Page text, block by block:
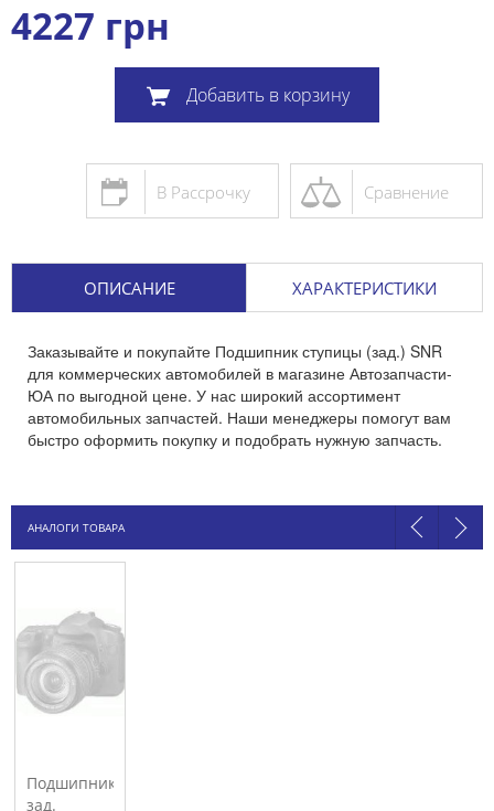
4227 грн
Добавить в корзину
Сравнение
В Рассрочку
ОПИСАНИЕ ХАРАКТЕРИСТИКИ
Заказывайте и покупайте Подшипник ступицы (зад.) SNR
для коммерческих автомобилей в магазине Автозапчасти-
ЮА по выгодной цене. У нас широкий ассортимент
автомобильных запчастей. Наши менеджеры помогут вам
быстро оформить покупку и подобрать нужную запчасть.
АНАЛОГИ ТОВАРА
Подшипник
зад.